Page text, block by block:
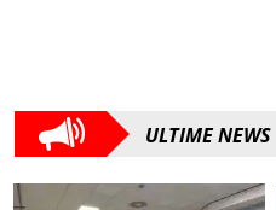
ULTIME NEWS